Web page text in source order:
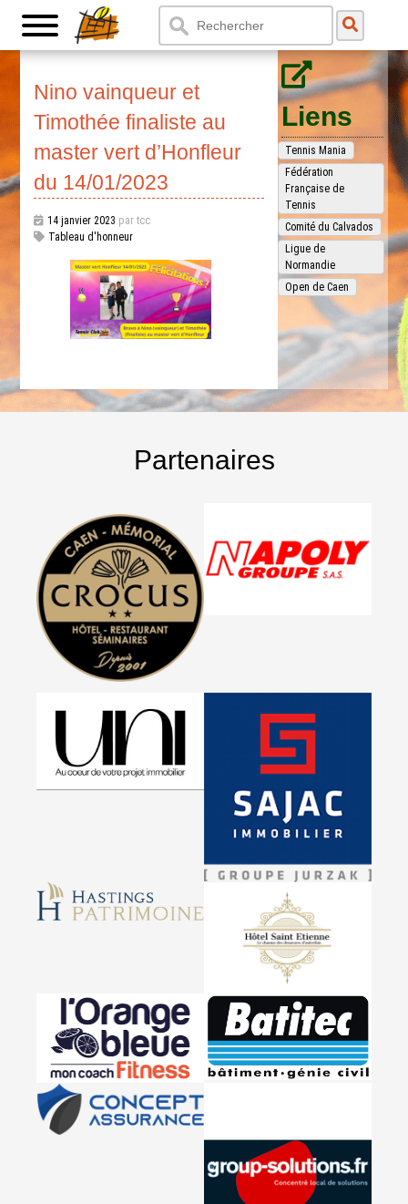
Nino vainqueur et
Timothée finaliste au
master vert d’Honfleur
du 14/01/2023
14 janvier 2023 par tcc
Tableau d'honneur
Liens
Tennis Mania
Fédération
Française de
Tennis
Comité du Calvados
Ligue de
Normandie
Open de Caen
Partenaires